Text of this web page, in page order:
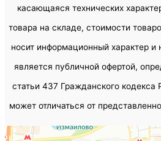
касающаяся технических
товара на складе, стоимости
носит информационный характер и
является публичной офертой,
статьи 437 Гражданского
может отличаться от